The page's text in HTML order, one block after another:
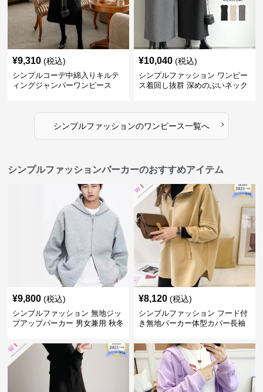
¥9,310 (税込)
シンプルコーデ中綿入りキルテ
ィングジャンパーワンピース
¥10,040 (税込)
シンプルファッション ワンピー
ス着回し抜群 深めのぶいネック
シンプルファッションのワンピース一覧へ ›
シンプルファッションパーカーのおすすめアイテム
¥9,800 (税込)
シンプルファッション 無地ジッ
プアップパーカー 男女兼用 秋冬
¥8,120 (税込)
シンプルファッション フード付
き無地パーカー体型カバー長袖